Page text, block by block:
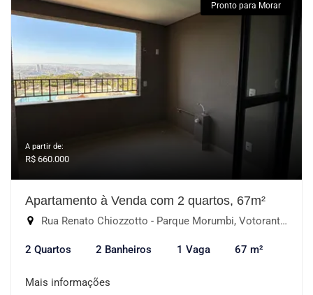
Pronto para Morar
A partir de:
R$ 660.000
Apartamento à Venda com 2 quartos, 67m²
Rua Renato Chiozzotto - Parque Morumbi, Votorantim-SP
2 Quartos 2 Banheiros 1 Vaga 67 m²
Mais informações